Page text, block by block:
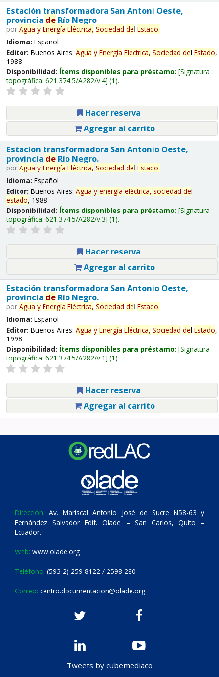
Estación transformadora San Antoni Oeste,
provincia deRío Negro
por Agua y Energía Eléctrica, Sociedad del Estado.
Idioma: Español
Editor: Buenos Aires: Agua y Energía Eléctrica, Sociedad del Estado,
1988
Disponibilidad: Ítems disponibles para préstamo: Signatura
topográfica: 621.374.5/A282/v.4 (1).
Hacer reserva
Agregar al carrito
Estacion transformadora San Antonio Oeste,
provincia deRío Negro.
por Agua y Energía Eléctrica, Sociedad del Estado.
Idioma: Español
Editor: Buenos Aires: Agua y energía eléctrica, sociedad del
estado, 1988
Disponibilidad: Ítems disponibles para préstamo: Signatura
topográfica: 621.374.5/A282/v.3 (1).
Hacer reserva
Agregar al carrito
Estación transformadora San Antonio Oeste,
provincia deRío Negro.
por Agua y Energía Eléctrica, Sociedad del Estado.
Idioma: Español
Editor: Buenos Aires: Agua y Energía Eléctrica, Sociedad del Estado,
1998
Disponibilidad: Ítems disponibles para préstamo: Signatura
topográfica: 621.374.5/A282/v.1 (1).
Hacer reserva
Agregar al carrito
Dirección: Av. Mariscal Antonio José de Sucre N58-63 y
Fernández Salvador Edif. Olade – San Carlos, Quito –
Ecuador.
Web: www.olade.org
Teléfono: (593 2) 259 8122 / 2598 280
Correo: centro.documentacion@olade.org
Tweets by cubemediaco